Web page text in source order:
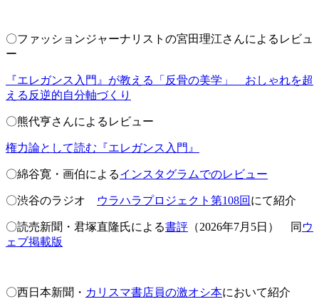
〇ファッションジャーナリストの宮田理江さんによるレビュ
ー
『エレガンス入門』が教える「反骨の美学」 おしゃれを超
える反逆的自分軸づくり
〇熊代亨さんによるレビュー
権力論として読む『エレガンス入門』
〇綿谷寛・画伯によるインスタグラムでのレビュー
〇渋谷のラジオ ウラハラプロジェクト第108回 にて紹介
〇読売新聞・君塚直隆氏による書評 （2026年7月5日） 同 ウ
ェブ掲載版
〇西日本新聞・ カリスマ書店員の激オシ本において紹介